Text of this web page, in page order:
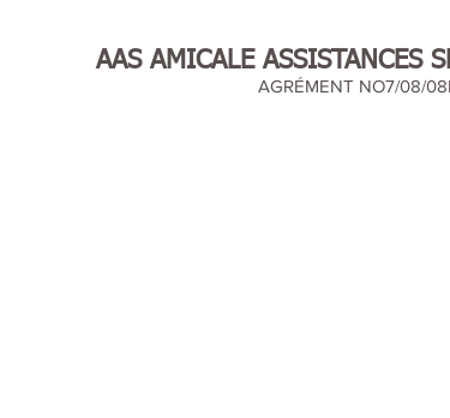
AAS AMICALE ASSISTANCES
AGRÉMENT NO7/08/